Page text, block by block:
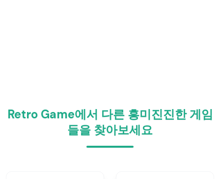
Retro Game에서 다른 흥미진진한 게임
들을 찾아보세요